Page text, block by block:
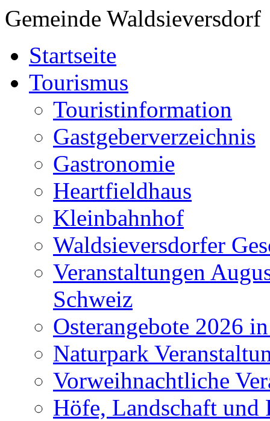
Gemeinde Waldsieversdorf
Startseite
Tourismus
Touristinformation
Gastgeberverzeichnis
Gastronomie
Heartfieldhaus
Kleinbahnhof
Waldsieversdorfer
Veranstaltungen
Schweiz
Osterangebote 2026
Naturpark
Vorweihnachtliche
Höfe, Landschaft und